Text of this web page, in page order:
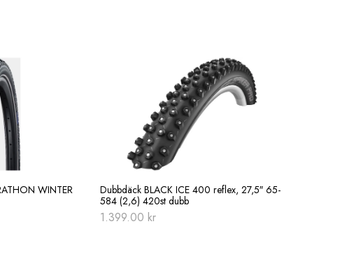
WINTER
Dubbdäck BLACK ICE 400 reflex, 27,5″ 65-
584 (2,6) 420st dubb
1.399.00 kr